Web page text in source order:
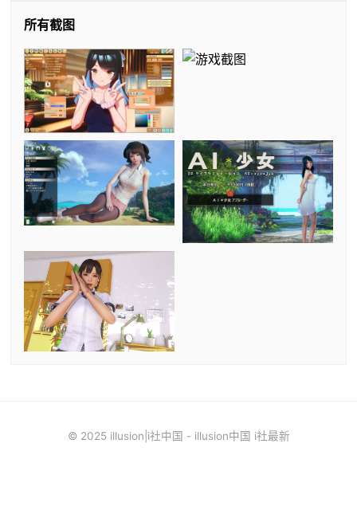
所有截图
© 2025 illusion|i社中国 - illusion中国 i社最新